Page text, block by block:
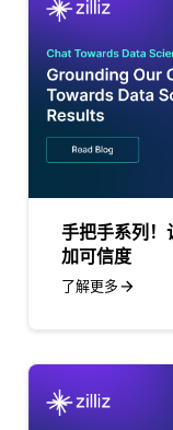
手把手系列！
加可信度
了解更多